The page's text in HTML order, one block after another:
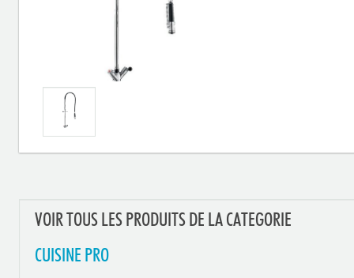
VOIR TOUS LES PRODUITS DE LA CATEGORIE
CUISINE PRO